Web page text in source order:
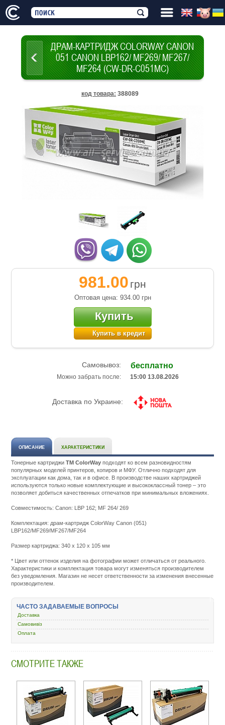
ДРАМ-КАРТРИДЖ COLORWAY CANON
051 CANON LBP162/ MF269/ MF267/
MF264 (CW-DR-C051MC)
код товара: 388089
981.00 грн
Оптовая цена: 934.00 грн
Купить
Купить в кредит
Самовывоз: бесплатно
Можно забрать после: 15:00 13.08.2026
Доставка по Украине:
ОПИСАНИЕ ХАРАКТЕРИСТИКИ
Тонерные картриджиТМ ColorWay подходят ко всем разновидностям
популярных моделей принтеров, копиров и МФУ. Отлично подходят для
эксплуатации как дома, так и в офисе. В производстве наших картриджей
используются только новые комплектующие и высококлассный тонер – это
позволяет добиться качественных отпечатков при минимальных вложениях.
Совместимость: Canon: LBP 162; MF 264/ 269
Комплектация: драм-картридж ColorWay Canon (051)
LBP162/MF269/MF267/MF264
Размер картриджа: 340 х 120 х 105 мм
service.com.uacatalog/1119-
rashodnye-
materialy/5259-
lazernogo-
printera-
mfu/388089-
colorway-
051-
canon-
mf264-
cw-
dr-
c051mc.html
* Цвет или оттенок изделия на фотографии может отличаться от реального.
Характеристики и комплектация товара могут изменяться производителем
без уведомления. Магазин не несет ответственности за изменения внесенные
производителем.
ЧАСТО ЗАДАВАЕМЫЕ ВОПРОСЫ
Доставка
Самовивіз
Оплата
СМОТРИТЕ ТАКЖЕ